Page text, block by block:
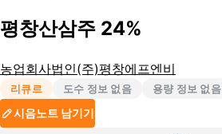
평창산삼주 24%
농업회사법인(주)평창에프엔비
리큐르 도수 정보 없음 용량 정보 없음
시음노트 남기기